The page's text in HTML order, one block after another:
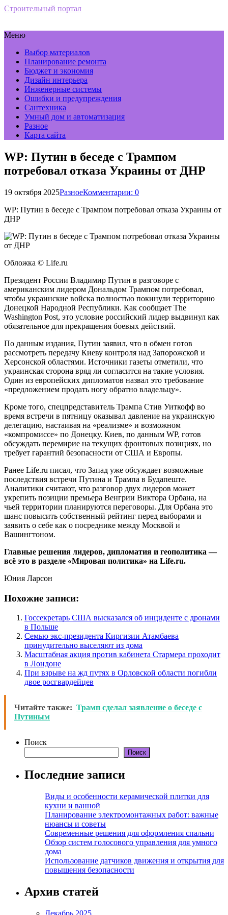
Строительный портал
Меню
Выбор материалов
Планирование ремонта
Бюджет и экономия
Дизайн интерьера
Инженерные системы
Ошибки и предупреждения
Сантехника
Умный дом и автоматизация
Разное
Карта сайта
WP: Путин в беседе с Трампом
потребовал отказа Украины от ДНР
19 октября 2025РазноеКомментарии: 0
WP: Путин в беседе с Трампом потребовал отказа Украины от
ДНР
Обложка © Life.ru
Президент России Владимир Путин в разговоре с
американским лидером Дональдом Трампом потребовал,
чтобы украинские войска полностью покинули территорию
Донецкой Народной Республики. Как сообщает The
Washington Post, это условие российский лидер выдвинул как
обязательное для прекращения боевых действий.
По данным издания, Путин заявил, что в обмен готов
рассмотреть передачу Киеву контроля над Запорожской и
Херсонской областями. Источники газеты отметили, что
украинская сторона вряд ли согласится на такие условия.
Один из европейских дипломатов назвал это требование
«предложением продать ногу обратно владельцу».
Кроме того, спецпредставитель Трампа Стив Уиткофф во
время встречи в пятницу оказывал давление на украинскую
делегацию, настаивая на «реализме» и возможном
«компромиссе» по Донецку. Киев, по данным WP, готов
обсуждать перемирие на текущих фронтовых позициях, но
требует гарантий безопасности от США и Европы.
Ранее Life.ru писал, что Запад уже обсуждает возможные
последствия встречи Путина и Трампа в Будапеште.
Аналитики считают, что разговор двух лидеров может
укрепить позиции премьера Венгрии Виктора Орбана, на
чьей территории планируются переговоры. Для Орбана это
шанс повысить собственный рейтинг перед выборами и
заявить о себе как о посреднике между Москвой и
Вашингтоном.
Главные решения лидеров, дипломатия и геополитика —
всё это в разделе «Мировая политика» на Life.ru.
Юния Ларсон
Похожие записи:
Госсекретарь США высказался об инциденте с дронами
в Польше
Семью экс-президента Киргизии Атамбаева
принудительно выселяют из дома
Масштабная акция против кабинета Стармера проходит
в Лондоне
При взрыве на жд путях в Орловской области погибли
двое росгвардейцев
Читайте также: Трамп сделал заявление о беседе с
Путиным
Поиск
Поиск
Последние записи
Виды и особенности керамической плитки для
кухни и ванной
Планирование электромонтажных работ: важные
нюансы и советы
Современные решения для оформления спальни
Обзор систем голосового управления для умного
дома
Использование датчиков движения и открытия для
повышения безопасности
Архив статей
Декабрь 2025